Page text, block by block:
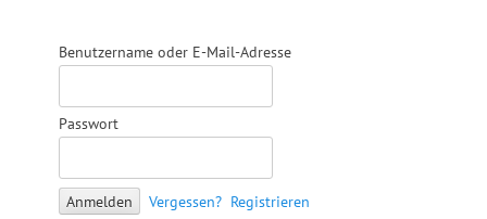
Benutzername oder E-Mail-Adresse
Passwort
Vergessen? Registrieren